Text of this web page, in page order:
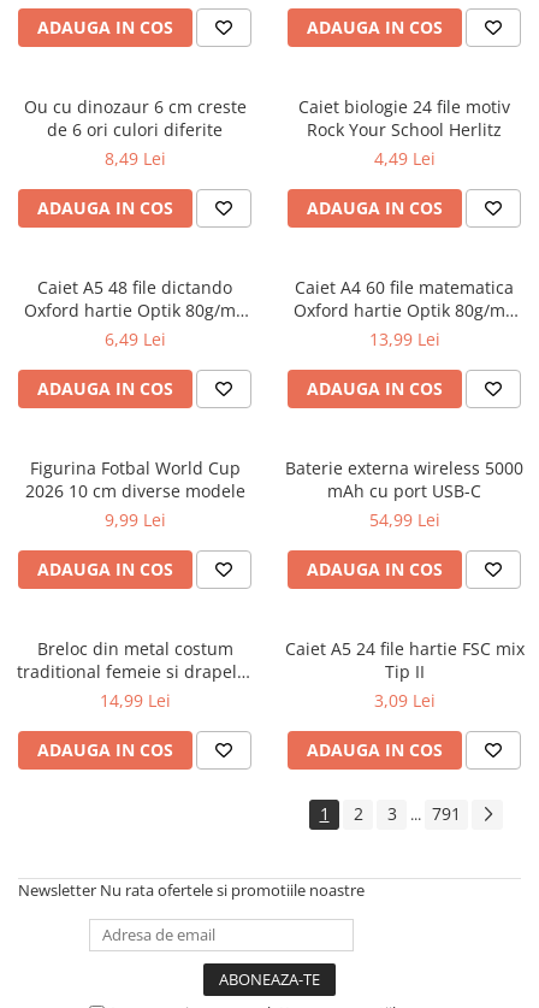
Penare
Penare neechipate
Penare tip etui
Acuarele și pensule școlare
Acuarele școlare și Tempera
Pensule școlare
Cărți
Cărți pentru copii
Cărți ilustrate și interactive
Materiale educaționale
Benzi desenate
Hobby și activități pentru copii
Educație și carte școlară
Culegeri și materiale auxiliare
Caiete de vacanță
Bibliografie școlară
Bibliografie didactică
Dicționare și gramatici
Romane și literatură
Clasici români și universali
ADAUGA IN COS ADAUGA IN COS
Ou cu dinozaur 6 cm creste
de 6 ori culori diferite
8,49 Lei
ADAUGA IN COS
Caiet biologie 24 file motiv
Rock Your School Herlitz
4,49 Lei
ADAUGA IN COS
Caiet A5 48 file dictando
Oxford hartie Optik 80g/mp
diverse culori
6,49 Lei
ADAUGA IN COS
Caiet A4 60 file matematica
Oxford hartie Optik 80g/mp
motiv Touch Pastel
13,99 Lei
ADAUGA IN COS
Figurina Fotbal World Cup
2026 10 cm diverse modele
9,99 Lei
ADAUGA IN COS
Baterie externa wireless 5000
mAh cu port USB-C
54,99 Lei
ADAUGA IN COS
Breloc din metal costum
traditional femeie si drapelul
Romaniei 9 cm
14,99 Lei
ADAUGA IN COS
Caiet A5 24 file hartie FSC mix
Tip II
3,09 Lei
ADAUGA IN COS
1 2 3 ... 791
Newsletter Nu rata ofertele si promotiile noastre